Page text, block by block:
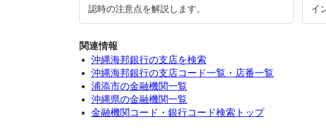
認時の注意点を解説します。
イ
関連情報
沖縄海邦銀行の支店を検索
沖縄海邦銀行の支店コード一覧・店番一覧
浦添市の金融機関一覧
沖縄県の金融機関一覧
金融機関コード・銀行コード検索トップ